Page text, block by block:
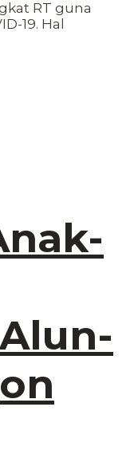
RT guna
19. Hal